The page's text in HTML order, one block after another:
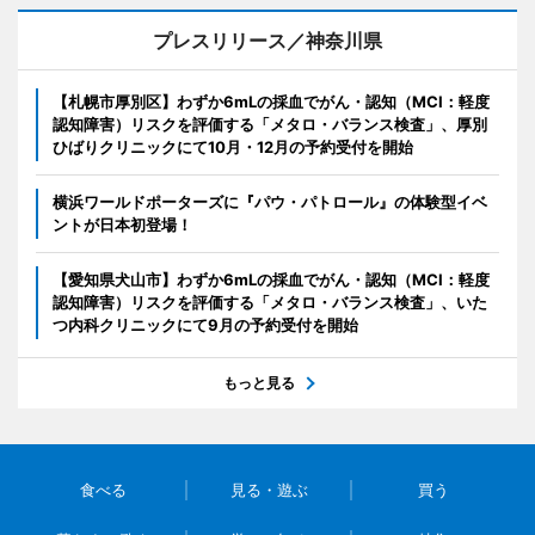
プレスリリース／神奈川県
【札幌市厚別区】わずか6mLの採血でがん・認知（MCI：軽度
認知障害）リスクを評価する「メタロ・バランス検査」、厚別
ひばりクリニックにて10月・12月の予約受付を開始
横浜ワールドポーターズに『パウ・パトロール』の体験型イベ
ントが日本初登場！
【愛知県犬山市】わずか6mLの採血でがん・認知（MCI：軽度
認知障害）リスクを評価する「メタロ・バランス検査」、いた
つ内科クリニックにて9月の予約受付を開始
もっと見る
食べる 見る・遊ぶ 買う